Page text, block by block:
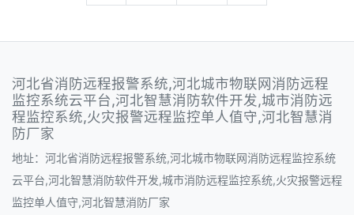
河北省消防远程报警系统,河北城市物联网消防远程
监控系统云平台,河北智慧消防软件开发,城市消防远
程监控系统,火灾报警远程监控单人值守,河北智慧消
防厂家
地址：河北省消防远程报警系统,河北城市物联网消防远程监控系统
云平台,河北智慧消防软件开发,城市消防远程监控系统,火灾报警远程
监控单人值守,河北智慧消防厂家